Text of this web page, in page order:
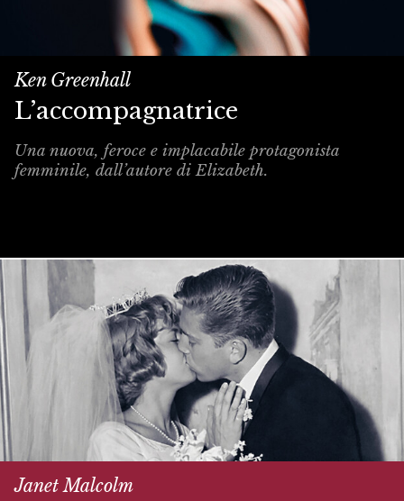
Ken Greenhall
L’accompagnatrice
Una nuova, feroce e implacabile protagonista
femminile, dall’autore di Elizabeth.
Janet Malcolm